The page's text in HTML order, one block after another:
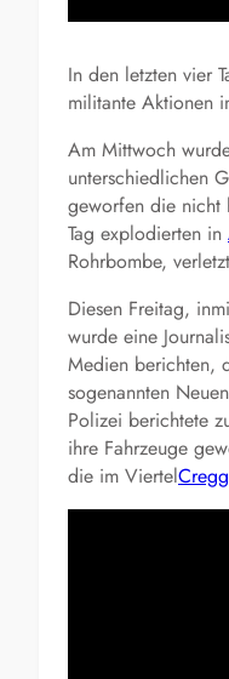
In den letzten vier
militante Aktionen
Am Mittwoch
unterschiedlichen
geworfen die
Tag explodierten in
Rohrbombe,
Diesen Freitag,
wurde eine
Medien berichten,
sogenannten
Polizei berichtete
ihre Fahrzeuge
die im Viertel